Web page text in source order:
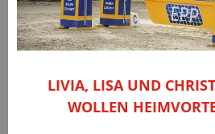
LIVIA, LISA UND
WOLLEN